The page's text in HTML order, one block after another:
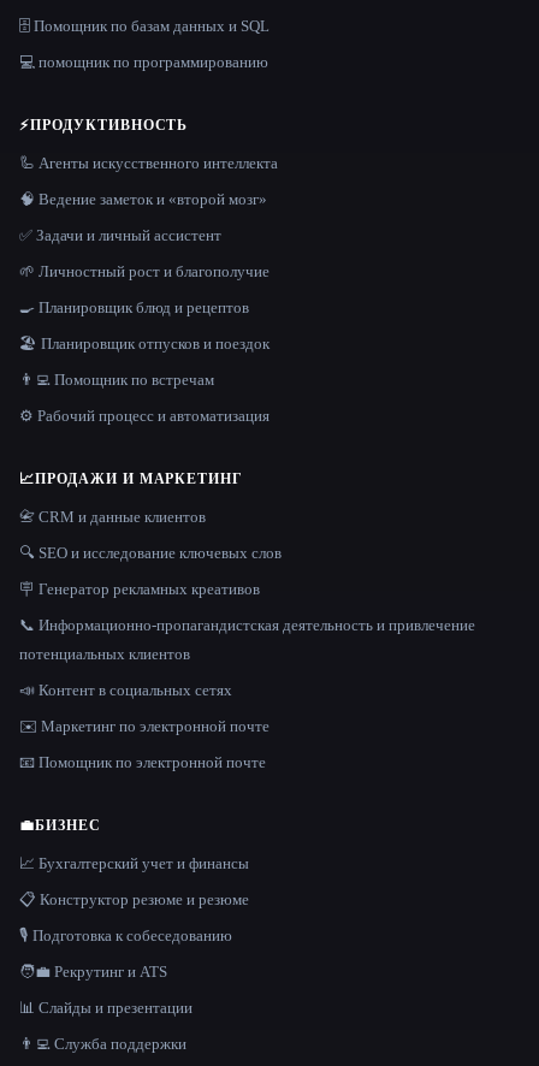
🗄️ Помощник по базам данных и SQL
💻 помощник по программированию
⚡ПРОДУКТИВНОСТЬ
🦾 Агенты искусственного интеллекта
🧠 Ведение заметок и «второй мозг»
✅ Задачи и личный ассистент
🌱 Личностный рост и благополучие
🍳 Планировщик блюд и рецептов
🏖 Планировщик отпусков и поездок
👨‍💻 Помощник по встречам
⚙️ Рабочий процесс и автоматизация
📈ПРОДАЖИ И МАРКЕТИНГ
📇 CRM и данные клиентов
🔍 SEO и исследование ключевых слов
🪧 Генератор рекламных креативов
📞 Информационно-пропагандистская деятельность и привлечение
потенциальных клиентов
📣 Контент в социальных сетях
✉️ Маркетинг по электронной почте
📧 Помощник по электронной почте
💼БИЗНЕС
📈 Бухгалтерский учет и финансы
📋 Конструктор резюме и резюме
🎙️ Подготовка к собеседованию
🧑‍💼 Рекрутинг и ATS
📊 Слайды и презентации
👨‍💻 Служба поддержки